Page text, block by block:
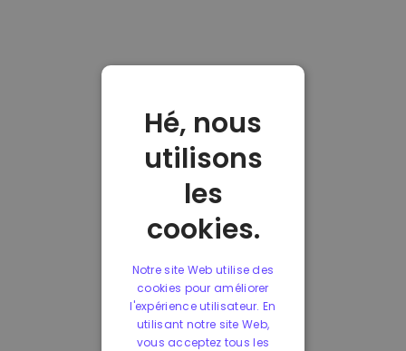
Hé, nous
utilisons
les
cookies.
Notre site Web utilise des
cookies pour améliorer
l'expérience utilisateur. En
utilisant notre site Web,
vous acceptez tous les